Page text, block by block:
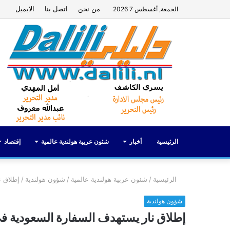
الجمعة, أغسطس 7 2026 من نحن اتصل بنا الايميل
الرئيسية أخبار شئون عربية هولندية عالمية إقتصاد
الرئيسية / شئون عربية هولندية عالمية / شؤون هولندية / إطلاق
شؤون هولندية
إطلاق نار يستهدف السفارة السعودية